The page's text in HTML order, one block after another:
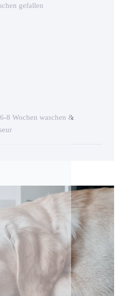
gefallen
8 Wochen waschen &